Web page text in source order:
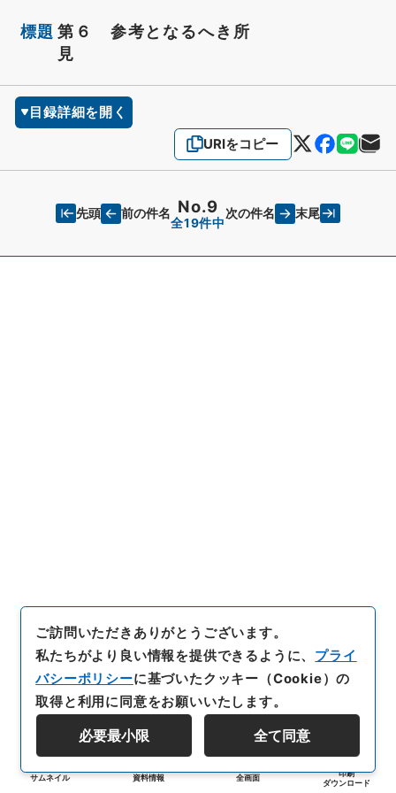
標題 第６ 参考となるへき所
見
目録詳細を開く
URIをコピー
先頭 前の件名 No.9
全19件中
次の件名 末尾
サムネイル 資料情報 全画面
印刷
ダウンロード
ご訪問いただきありがとうございます。
私たちがより良い情報を提供できるように、 プライ
バシーポリシーに基づいたクッキー（Cookie）の
取得と利用に同意をお願いいたします。
必要最小限 全て同意